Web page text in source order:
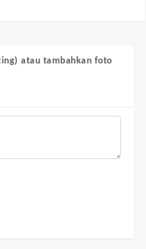
atau tambahkan foto